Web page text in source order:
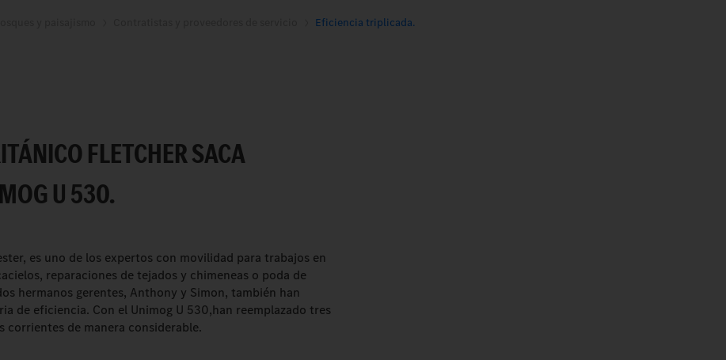
Eficiencia triplicada.
FLETCHER SACA
U 530.
es uno de los expertos con movilidad para trabajos en
reparaciones de tejados y chimeneas o poda de
hermanos gerentes, Anthony y Simon, también han
de eficiencia. Con el Unimog U 530,han reemplazado tres
corrientes de manera considerable.